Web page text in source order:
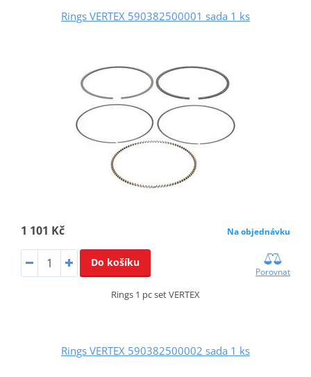
Rings VERTEX 590382500001 sada 1 ks
1 101 Kč Na objednávku
Do košíku
Porovnat
Rings 1 pc set VERTEX
Rings VERTEX 590382500002 sada 1 ks